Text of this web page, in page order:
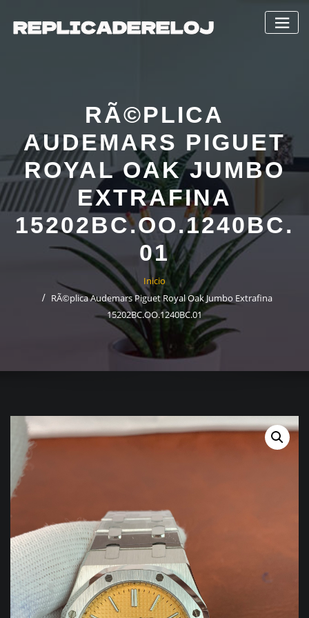
contenido
RÃ©PLICA
AUDEMARS PIGUET
ROYAL OAK JUMBO
EXTRAFINA
15202BC.OO.1240BC.
01
Inicio
RÃ©plica Audemars Piguet Royal Oak Jumbo Extrafina
15202BC.OO.1240BC.01